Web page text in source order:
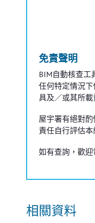
免責聲明
BIM自動核查工
任何特定情況
具及／或其所
屋宇署有絕對
責任自行評估
如有查詢，歡
相關資料